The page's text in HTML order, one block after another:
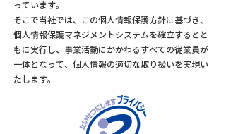
っています。
そこで当社では、この個人情報保護方針に基づき、
個人情報保護マネジメントシステムを確立するとと
もに実行し、事業活動にかかわるすべての従業員が
一体となって、個人情報の適切な取り扱いを実現い
たします。